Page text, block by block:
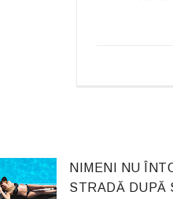
NIMENI NU
STRADĂ DUPĂ